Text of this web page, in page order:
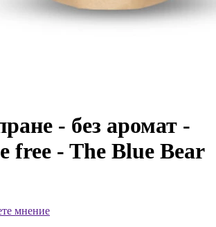
- без аромат -
free - The Blue Bear
мнение